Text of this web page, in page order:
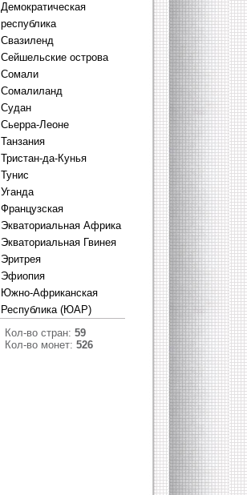
Демократическая
республика
Свазиленд
Сейшельские острова
Сомали
Сомалиланд
Судан
Сьерра-Леоне
Танзания
Тристан-да-Кунья
Тунис
Уганда
Французская
Экваториальная Африка
Экваториальная Гвинея
Эритрея
Эфиопия
Южно-Африканская
Республика (ЮАР)
Кол-во стран: 59
Кол-во монет: 526